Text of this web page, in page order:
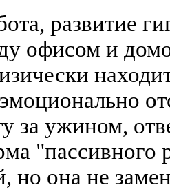
развитие
офисом и
за ужином,
"пассивного
но она не